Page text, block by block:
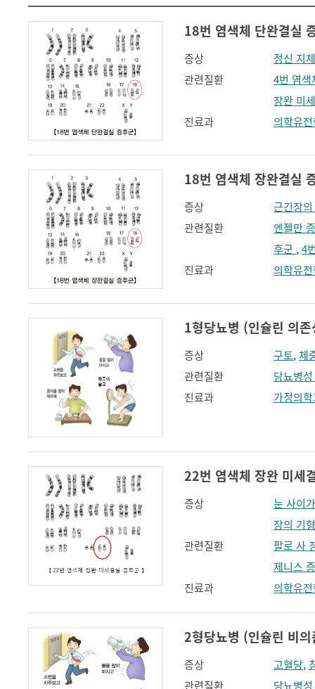
18번 염색체 단완결
증상
정신 지
관련질환
4번 염색
장완 미
진료과
의학유
18번 염색체 장완결
증상
근긴장
관련질환
엔젤만
후군 ,4
진료과
의학유
1형당뇨병 (인슐린
증상 구토,체
관련질환
당뇨병
진료과
가정의
22번 염색체 장완 미세
증상
눈 사이
장의 기
관련질환
팔로 사
제니스
진료과
의학유
2형당뇨병 (인슐린
증상 고혈당,
관련질환
당뇨병